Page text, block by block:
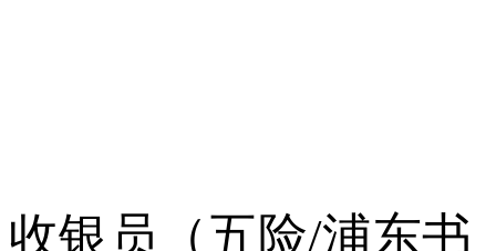
收银员（五险/浦东书